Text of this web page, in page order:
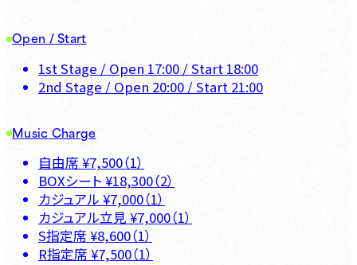
Open / Start
1st Stage / Open 17:00 / Start 18:00
2nd Stage / Open 20:00 / Start 21:00
Music Charge
自由席 ¥7,500（1）
BOXシート ¥18,300（2）
カジュアル ¥7,000（1）
カジュアル立見 ¥7,000（1）
S指定席 ¥8,600（1）
R指定席 ¥7,500（1）